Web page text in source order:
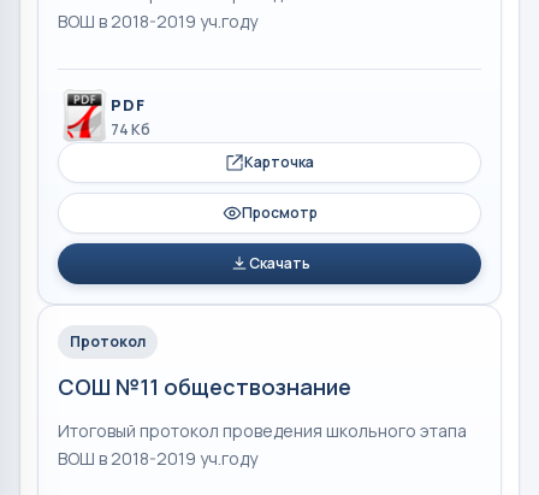
ВОШ в 2018-2019 уч.году
PDF
74 Кб
Карточка
Просмотр
Скачать
Протокол
СОШ №11 обществознание
Итоговый протокол проведения школьного этапа
ВОШ в 2018-2019 уч.году